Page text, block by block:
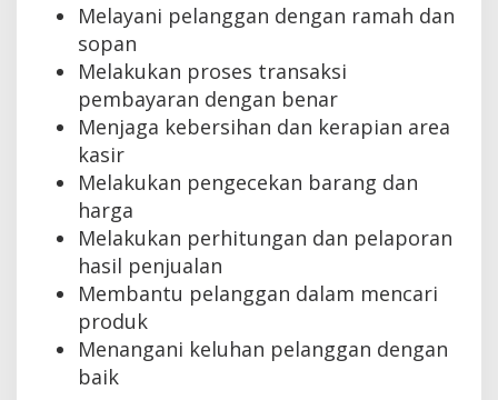
Melayani pelanggan dengan ramah dan
sopan
Melakukan proses transaksi
pembayaran dengan benar
Menjaga kebersihan dan kerapian area
kasir
Melakukan pengecekan barang dan
harga
Melakukan perhitungan dan pelaporan
hasil penjualan
Membantu pelanggan dalam mencari
produk
Menangani keluhan pelanggan dengan
baik